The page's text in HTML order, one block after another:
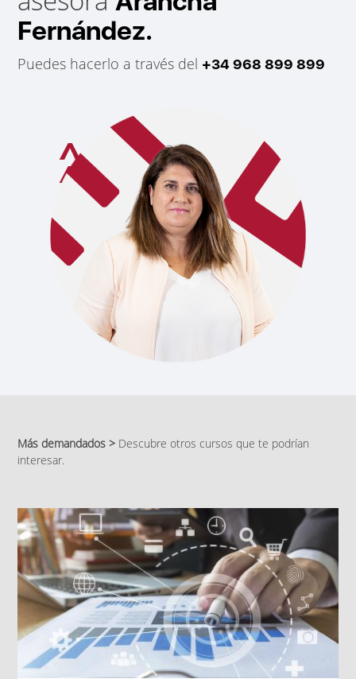
Fernández.
Puedes hacerlo a través del +34 968 899 899
Más demandados > Descubre otros cursos que te podrían
interesar.